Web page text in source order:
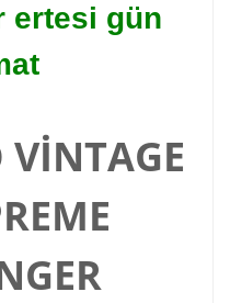
ertesi gün
VİNTAGE